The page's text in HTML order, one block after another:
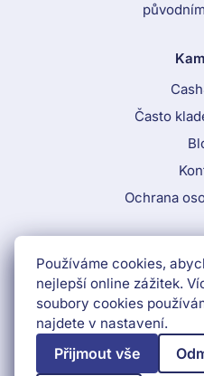
Často
Ochrana
Call To Action
800
Získat
Používáme cookies,
nejlepší online zážitek.
soubory cookies
najdete v nastavení.
Přijmout vše